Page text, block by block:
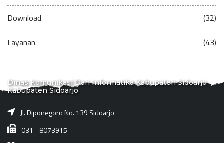
Download (32)
Layanan (43)
Dinas Komunikasi Dan Informatika Kabupaten Sidoarjo
Kabupaten Sidoarjo
Jl. Diponegoro No. 139 Sidoarjo
031 - 8073915